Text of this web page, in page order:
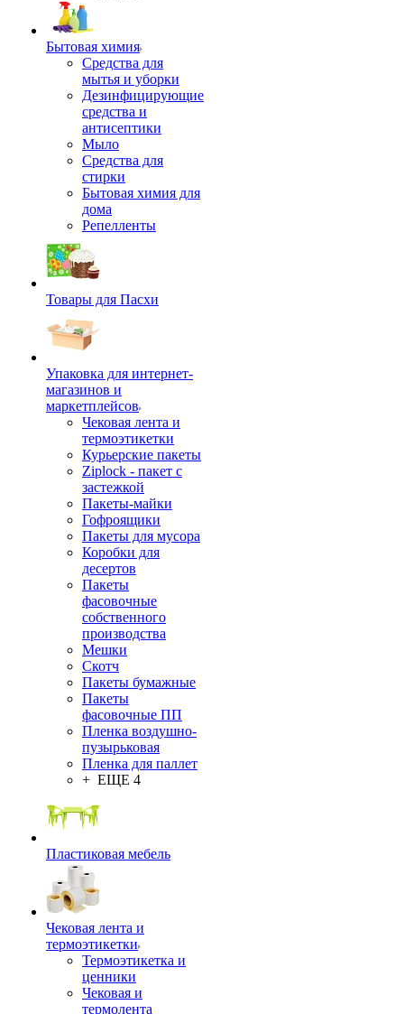
Бытовая химия
Средства для
мытья и уборки
Дезинфицирующие
средства и
антисептики
Мыло
Средства для
стирки
Бытовая химия для
дома
Репелленты
Товары для Пасхи
Упаковка для интернет-
магазинов и
маркетплейсов
Чековая лента и
термоэтикетки
Курьерские пакеты
Ziplock - пакет с
застежкой
Пакеты-майки
Гофроящики
Пакеты для мусора
Коробки для
десертов
Пакеты
фасовочные
собственного
производства
Мешки
Скотч
Пакеты бумажные
Пакеты
фасовочные ПП
Пленка воздушно-
пузырьковая
Пленка для паллет
+ ЕЩЕ 4
Пластиковая мебель
Чековая лента и
термоэтикетки
Термоэтикетка и
ценники
Чековая и
термолента